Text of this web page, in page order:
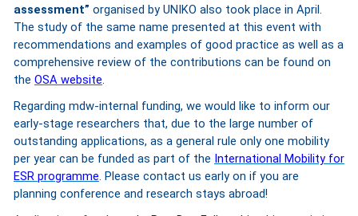
assessment” organised by UNIKO also took place in April.
The study of the same name presented at this event with
recommendations and examples of good practice as well as a
comprehensive review of the contributions can be found on
the OSA website.
Regarding mdw-internal funding, we would like to inform our
early-stage researchers that, due to the large number of
outstanding applications, as a general rule only one mobility
per year can be funded as part of the International Mobility for
ESR programme. Please contact us early on if you are
planning conference and research stays abroad!